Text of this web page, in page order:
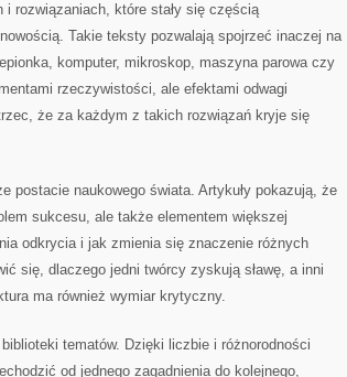
rozwiązaniach, które stały się częścią
Takie teksty pozwalają spojrzeć inaczej na
komputer, mikroskop, maszyna parowa czy
rzeczywistości, ale efektami odwagi
że za każdym z takich rozwiązań kryje się
postacie naukowego świata. Artykuły pokazują, że
sukcesu, ale także elementem większej
odkrycia i jak zmienia się znaczenie różnych
się, dlaczego jedni twórcy zyskują sławę, a inni
ma również wymiar krytyczny.
tematów. Dzięki liczbie i różnorodności
od jednego zagadnienia do kolejnego,